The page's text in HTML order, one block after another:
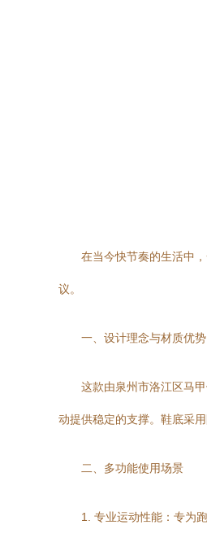
在当今快节奏的生活中
议。
一、设计理念与材质优势
这款由泉州市洛江区马
动提供稳定的支撑。鞋底采
二、多功能使用场景
1. 专业运动性能：专为